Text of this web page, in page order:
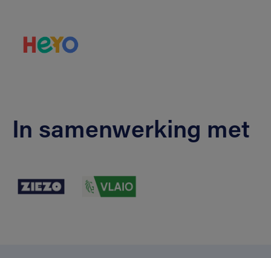
In samenwerking met